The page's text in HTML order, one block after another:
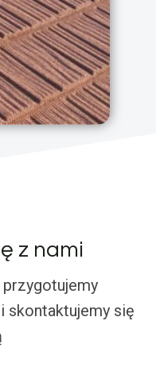
z nami
skontaktujemy się